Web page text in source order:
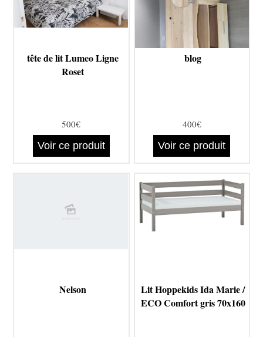
tête de lit Lumeo Ligne
Roset
500€
Voir ce produit
blog
400€
Voir ce produit
Nelson
Lit Hoppekids Ida Marie /
ECO Comfort gris 70x160